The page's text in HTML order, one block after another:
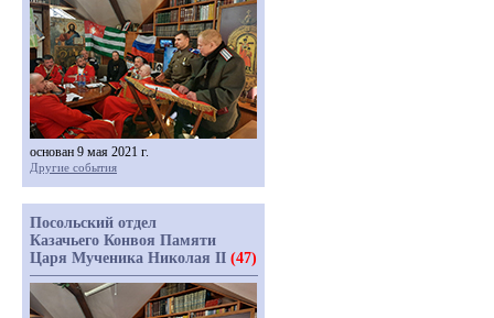
основан 9 мая 2021 г.
Другие события
Посольский отдел
Казачьего Конвоя Памяти
Царя Мученика Николая II (47)